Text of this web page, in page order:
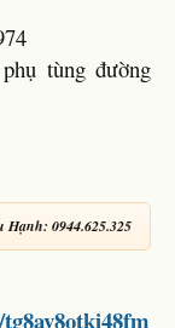
tùng đường
Hạnh: 0944.625.325